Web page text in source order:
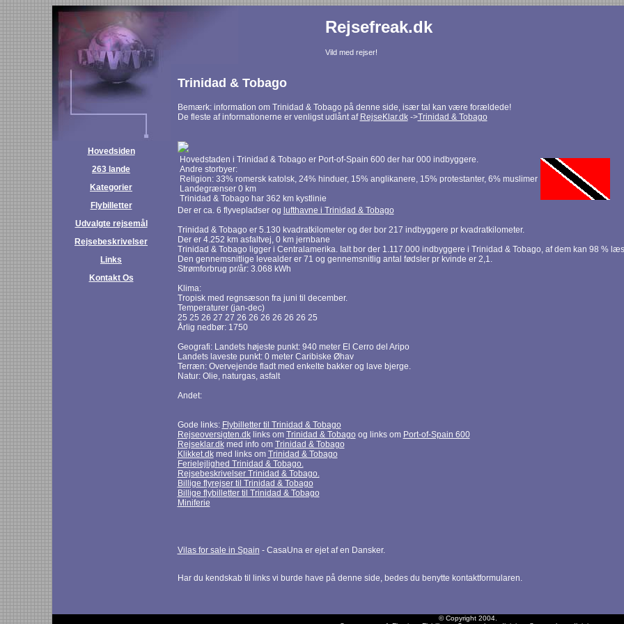
Hovedsiden
263 lande
Kategorier
Flybilletter
Udvalgte rejsemål
Rejsebeskrivelser
Links
Kontakt Os
Rejsefreak.dk
Vild med rejser!
Trinidad & Tobago
Bemærk: information om Trinidad & Tobago på denne side, især tal kan være forældede!
De fleste af informationerne er venligst udlånt af RejseKlar.dk->Trinidad & Tobago
Hovedstaden i Trinidad & Tobago er Port-of-Spain 600 der har 000 indbyggere.
Andre storbyer:
Religion: 33% romersk katolsk, 24% hinduer, 15% anglikanere, 15% protestanter, 6% muslimer
Landegrænser 0 km
Trinidad & Tobago har 362 km kystlinie
Der er ca. 6 flyvepladser og lufthavne i Trinidad & Tobago
Trinidad & Tobago er 5.130 kvadratkilometer og der bor 217 indbyggere pr kvadratkilometer.
Der er 4.252 km asfaltvej, 0 km jernbane
Trinidad & Tobago ligger i Centralamerika. Ialt bor der 1.117.000 indbyggere i Trinidad & Tobago, af dem kan 98 %
Den gennemsnitlige levealder er 71 og gennemsnitlig antal fødsler pr kvinde er 2,1.
Strømforbrug pr/år: 3.068 kWh
Klima:
Tropisk med regnsæson fra juni til december.
Temperaturer (jan-dec)
25 25 26 27 27 26 26 26 26 26 26 25
Årlig nedbør: 1750
Geografi: Landets højeste punkt: 940 meter El Cerro del Aripo
Landets laveste punkt: 0 meter Caribiske Øhav
Terræn: Overvejende fladt med enkelte bakker og lave bjerge.
Natur: Olie, naturgas, asfalt
Andet:
Gode links: Flybilletter til Trinidad & Tobago
Rejseoversigten.dklinks om Trinidad & Tobago og links om Port-of-Spain 600
Rejseklar.dkmed info om Trinidad & Tobago
Klikket.dkmed links om Trinidad & Tobago
Ferielejlighed Trinidad & Tobago.
Rejsebeskrivelser Trinidad & Tobago.
Billige flyrejser til Trinidad & Tobago
Billige flybilletter til Trinidad & Tobago
Miniferie
Vilas for sale in Spain - CasaUna er ejet af en Dansker.
Har du kendskab til links vi burde have på denne side, bedes du benytte kontaktformularen.
© Copyright 2004.